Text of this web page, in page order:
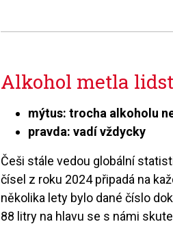
Alkohol metla
mýtus: trocha alkoholu
pravda: vadí vždycky
Češi stále vedou globální
čísel z roku 2024 připadá na
několika lety bylo dané číslo
88 litry na hlavu se s námi